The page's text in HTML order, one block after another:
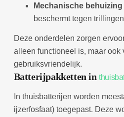
Mechanische behuizing
beschermt tegen
Deze onderdelen zorgen
alleen functioneel is, maar ook
gebruiksvriendelijk.
Batterijpakketten in
In thuisbatterijen worden
ijzerfosfaat) toegepast. Deze